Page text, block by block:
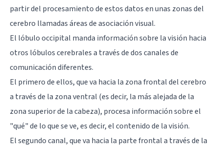
partir del procesamiento de estos datos en unas zonas del
cerebro llamadas áreas de asociación visual.
El lóbulo occipital manda información sobre la visión hacia
otros lóbulos cerebrales a través de dos canales de
comunicación diferentes.
El primero de ellos, que va hacia la zona frontal del cerebro
a través de la zona ventral (es decir, la más alejada de la
zona superior de la cabeza), procesa información sobre el
"qué" de lo que se ve, es decir, el contenido de la visión.
El segundo canal, que va hacia la parte frontal a través de la